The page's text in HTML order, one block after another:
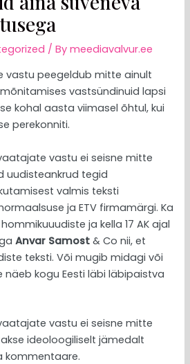
/ Bymeediavalvur.ee
vastu peegeldub mitte ainult
vastsündinuid lapsi
kohal aasta viimasel õhtul, kui
perekonniti.
vastu ei seisne mitte
uudisteankrud tegid
valmis teksti
ja ETV firmamärgi. Ka
ja kella 17 AK ajal
Anvar Samost & Co nii, et
teksti. Või mugib midagi või
näeb kogu Eesti läbi läbipaistva
vastu ei seisne mitte
ideoloogiliselt jämedalt
kommentaare.